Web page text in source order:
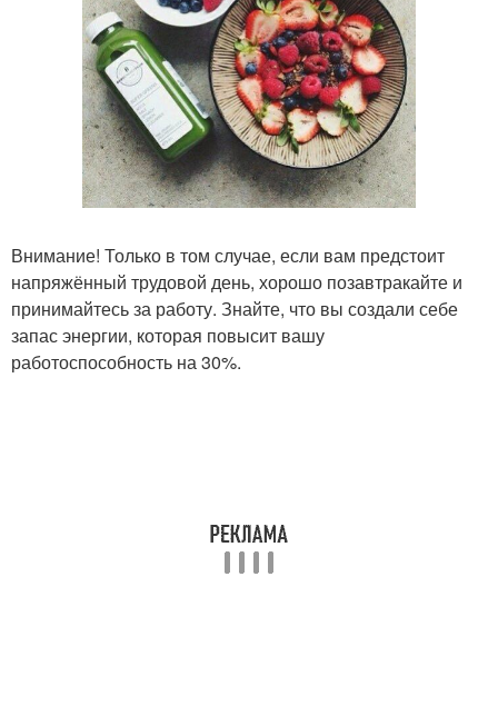
Внимание! Только в том случае, если вам предстоит
напряжённый трудовой день, хорошо позавтракайте и
принимайтесь за работу. Знайте, что вы создали себе
запас энергии, которая повысит вашу
работоспособность на 30%.